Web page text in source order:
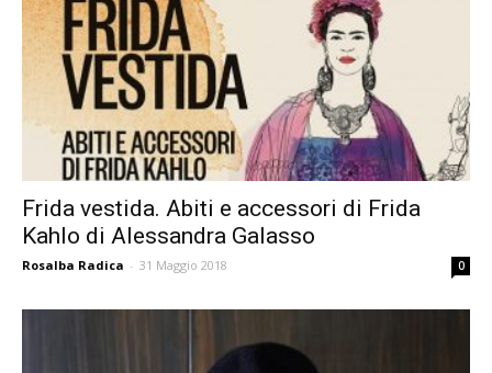
Frida vestida. Abiti e accessori di Frida
Kahlo di Alessandra Galasso
Rosalba Radica - 31 Maggio 2018 0